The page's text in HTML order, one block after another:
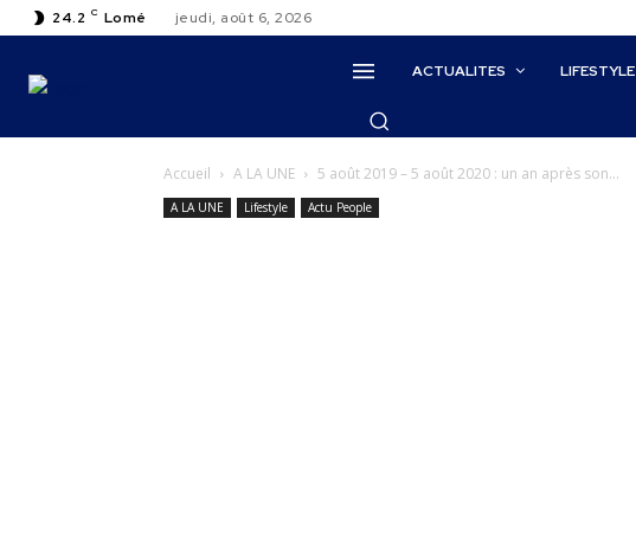
24.2 C Lomé jeudi, août 6, 2026
ACTUALITES LIFESTYLE
Accueil A LA UNE 5 août 2019 – 5 août 2020 : un an après son...
A LA UNE Lifestyle Actu People